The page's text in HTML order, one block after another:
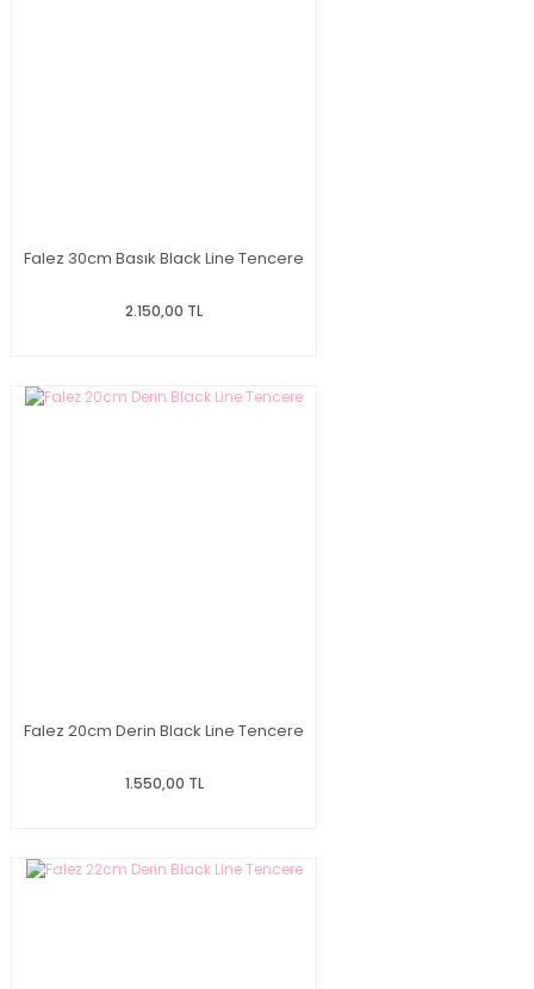
Falez 30cm Basık Black Line Tencere
2.150,00 TL
Falez 20cm Derin Black Line Tencere
1.550,00 TL